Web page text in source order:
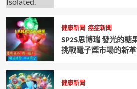
健康新聞 癌症新聞
SP2S思博瑞 發光的糖
挑戰電子煙市場的新
健康新聞